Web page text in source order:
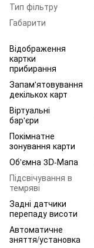
Тип фільтру
Габарити
Відображення
картки
прибирання
Запам'ятовування
декількох карт
Віртуальні
бар'єри
Покімнатне
зонування карти
Об'ємна 3D-Мапа
Підсвічування в
темряві
Задні датчики
перепаду висоти
Автоматичне
зняття/установка